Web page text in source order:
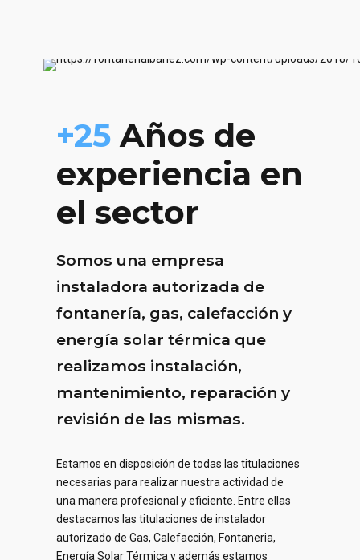
+25 Años de
experiencia en
el sector
Somos una empresa
instaladora autorizada de
fontanería, gas, calefacción y
energía solar térmica que
realizamos instalación,
mantenimiento, reparación y
revisión de las mismas.
Estamos en disposición de todas las titulaciones
necesarias para realizar nuestra actividad de
una manera profesional y eficiente. Entre ellas
destacamos las titulaciones de instalador
autorizado de Gas, Calefacción, Fontaneria,
Energía Solar Térmica y además estamos
0
1
1
2
0
2
3
0
1
0
1
0
1